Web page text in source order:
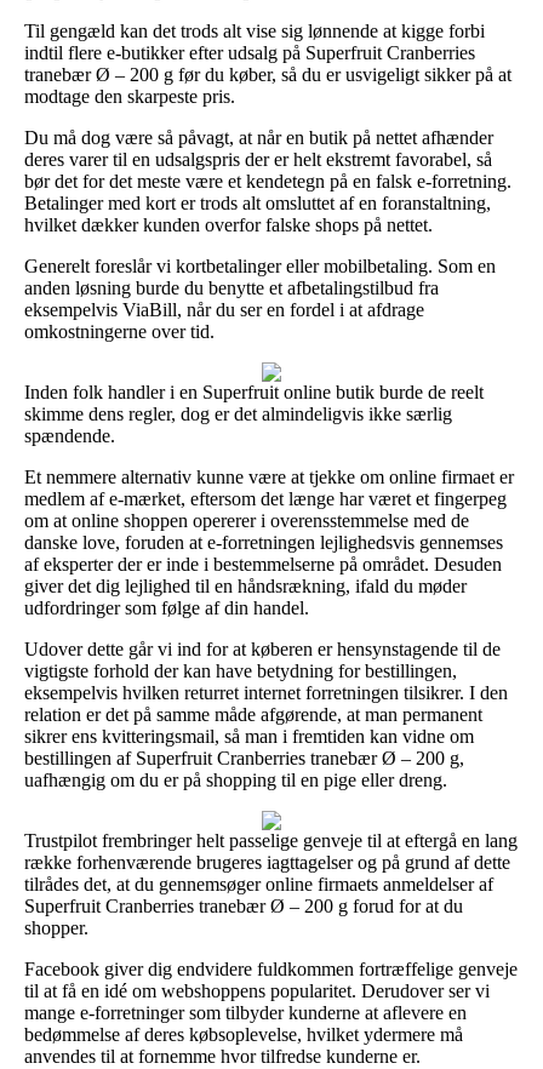
Til gengæld kan det trods alt vise sig lønnende at kigge forbi
indtil flere e-butikker efter udsalg på Superfruit Cranberries
tranebær Ø – 200 g før du køber, så du er usvigeligt sikker på at
modtage den skarpeste pris.
Du må dog være så påvagt, at når en butik på nettet afhænder
deres varer til en udsalgspris der er helt ekstremt favorabel, så
bør det for det meste være et kendetegn på en falsk e-forretning.
Betalinger med kort er trods alt omsluttet af en foranstaltning,
hvilket dækker kunden overfor falske shops på nettet.
Generelt foreslår vi kortbetalinger eller mobilbetaling. Som en
anden løsning burde du benytte et afbetalingstilbud fra
eksempelvis ViaBill, når du ser en fordel i at afdrage
omkostningerne over tid.
Inden folk handler i en Superfruit online butik burde de reelt
skimme dens regler, dog er det almindeligvis ikke særlig
spændende.
Et nemmere alternativ kunne være at tjekke om online firmaet er
medlem af e-mærket, eftersom det længe har været et fingerpeg
om at online shoppen opererer i overensstemmelse med de
danske love, foruden at e-forretningen lejlighedsvis gennemses
af eksperter der er inde i bestemmelserne på området. Desuden
giver det dig lejlighed til en håndsrækning, ifald du møder
udfordringer som følge af din handel.
Udover dette går vi ind for at køberen er hensynstagende til de
vigtigste forhold der kan have betydning for bestillingen,
eksempelvis hvilken returret internet forretningen tilsikrer. I den
relation er det på samme måde afgørende, at man permanent
sikrer ens kvitteringsmail, så man i fremtiden kan vidne om
bestillingen af Superfruit Cranberries tranebær Ø – 200 g,
uafhængig om du er på shopping til en pige eller dreng.
Trustpilot frembringer helt passelige genveje til at eftergå en lang
række forhenværende brugeres iagttagelser og på grund af dette
tilrådes det, at du gennemsøger online firmaets anmeldelser af
Superfruit Cranberries tranebær Ø – 200 g forud for at du
shopper.
Facebook giver dig endvidere fuldkommen fortræffelige genveje
til at få en idé om webshoppens popularitet. Derudover ser vi
mange e-forretninger som tilbyder kunderne at aflevere en
bedømmelse af deres købsoplevelse, hvilket ydermere må
anvendes til at fornemme hvor tilfredse kunderne er.